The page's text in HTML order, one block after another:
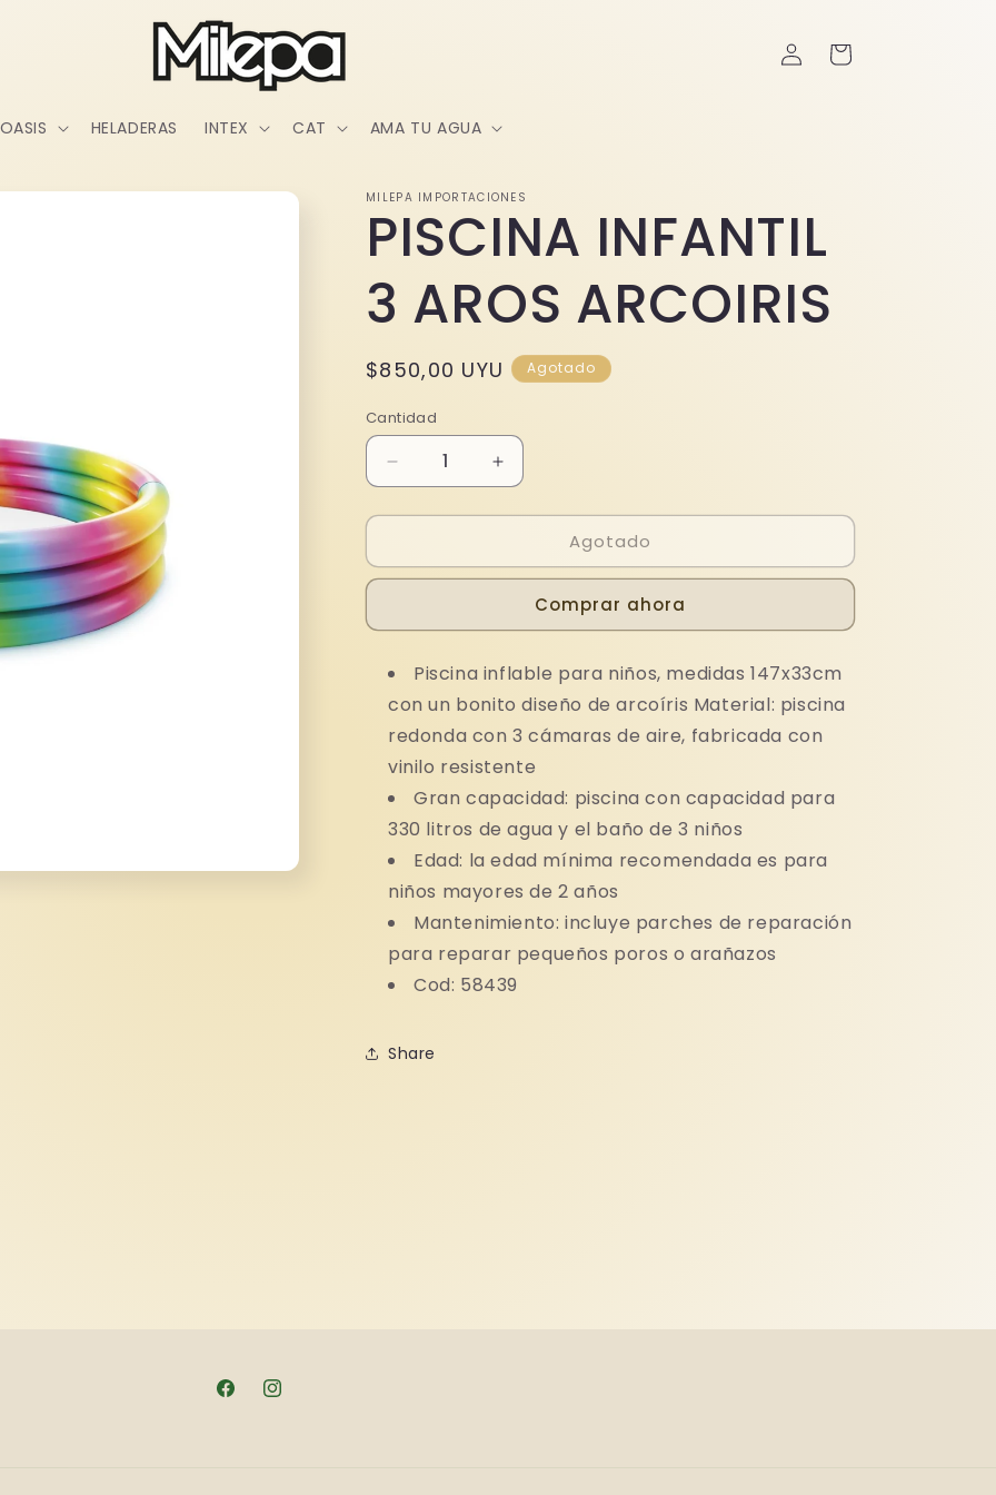
OASIS HELADERAS INTEX CAT AMA TU AGUA
Iniciar
sesión
Carrito
MILEPA IMPORTACIONES
PISCINA INFANTIL
3 AROS ARCOIRIS
Precio
$850,00 UYU Agotado
Cantidad
Reducir
cantidad
para
INFANTIL
ARCOIRIS
Aumentar
cantidad
para
PISCINA
INFANTIL
AROS
ARCOIRIS
Agotado
Comprar ahora
Piscina inflable para niños, medidas 147x33cm
con un bonito diseño de arcoíris Material: piscina
redonda con 3 cámaras de aire, fabricada con
vinilo resistente
Gran capacidad: piscina con capacidad para
330 litros de agua y el baño de 3 niños
Edad: la edad mínima recomendada es para
niños mayores de 2 años
Mantenimiento: incluye parches de reparación
para reparar pequeños poros o arañazos
Cod: 58439
Share
FacebookInstagram